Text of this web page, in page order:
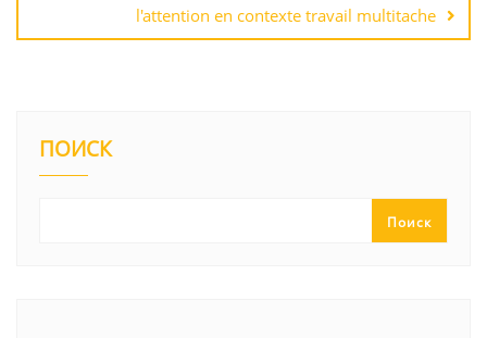
l'attention en contexte travail multitache
ПОИСК
Поиск